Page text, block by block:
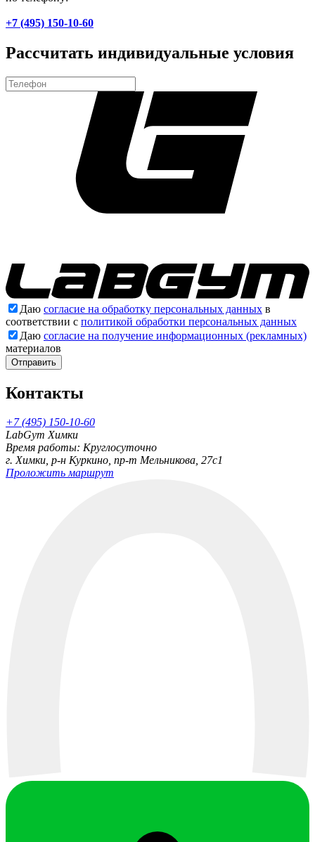
+7 (495) 150-10-60
Рассчитать индивидуальные условия
Даю согласие на обработку персональных данных в
соответствии с политикой обработки персональных данных
Даю согласие на получение информационных (рекламных)
материалов
Отправить
Контакты
+7 (495) 150-10-60
LabGym Химки
Время работы: Круглосуточно
г. Химки, р-н Куркино, пр-т Мельникова, 27c1
Проложить маршрут